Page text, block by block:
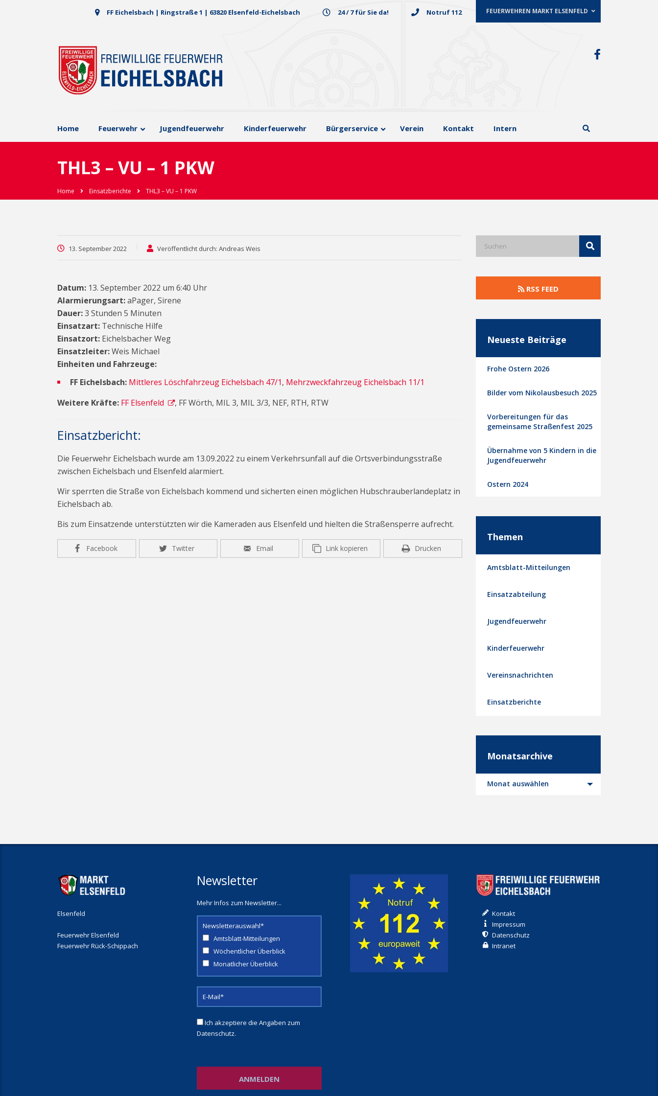
FEUERWEHREN MARKT ELSENFELD
FF Eichelsbach | Ringstraße 1 | 63820 Elsenfeld-Eichelsbach 24 / 7 für Sie da! Notruf 112
Home Feuerwehr Jugendfeuerwehr Kinderfeuerwehr Bürgerservice Verein Kontakt Intern
THL3 – VU – 1 PKW
Home Einsatzberichte THL3 – VU – 1 PKW
13. September 2022 Veröffentlicht durch: Andreas Weis
Datum: 13. September 2022 um 6:40 Uhr
Alarmierungsart:aPager, Sirene
Dauer:3 Stunden 5 Minuten
Einsatzart: Technische Hilfe
Einsatzort: Eichelsbacher Weg
Einsatzleiter:Weis Michael
Einheiten und Fahrzeuge:
FF Eichelsbach: Mittleres Löschfahrzeug Eichelsbach 47/1, Mehrzweckfahrzeug Eichelsbach 11/1
Weitere Kräfte: FF Elsenfeld , FF Wörth, MIL 3, MIL 3/3, NEF, RTH, RTW
Einsatzbericht:
Die Feuerwehr Eichelsbach wurde am 13.09.2022 zu einem Verkehrsunfall auf die Ortsverbindungsstraße
zwischen Eichelsbach und Elsenfeld alarmiert.
Wir sperrten die Straße von Eichelsbach kommend und sicherten einen möglichen Hubschrauberlandeplatz in
Eichelsbach ab.
Bis zum Einsatzende unterstützten wir die Kameraden aus Elsenfeld und hielten die Straßensperre aufrecht.
Facebook Twitter Email Link kopieren Drucken
RSS FEED
Neueste Beiträge
Frohe Ostern 2026
Bilder vom Nikolausbesuch 2025
Vorbereitungen für das
gemeinsame Straßenfest 2025
Übernahme von 5 Kindern in die
Jugendfeuerwehr
Ostern 2024
Themen
Amtsblatt-Mitteilungen
Einsatzabteilung
Jugendfeuerwehr
Kinderfeuerwehr
Vereinsnachrichten
Einsatzberichte
Monatsarchive
Monatsarchive
Monat auswählen
Elsenfeld
Feuerwehr Elsenfeld
Feuerwehr Rück-Schippach
Newsletter
Mehr Infos zum Newsletter...
Newsletterauswahl*
Amtsblatt-Mitteilungen
Wöchentlicher Überblick
Monatlicher Überblick
Ich akzeptiere die Angaben zum
Datenschutz.
Kontakt
Impressum
Datenschutz
Intranet